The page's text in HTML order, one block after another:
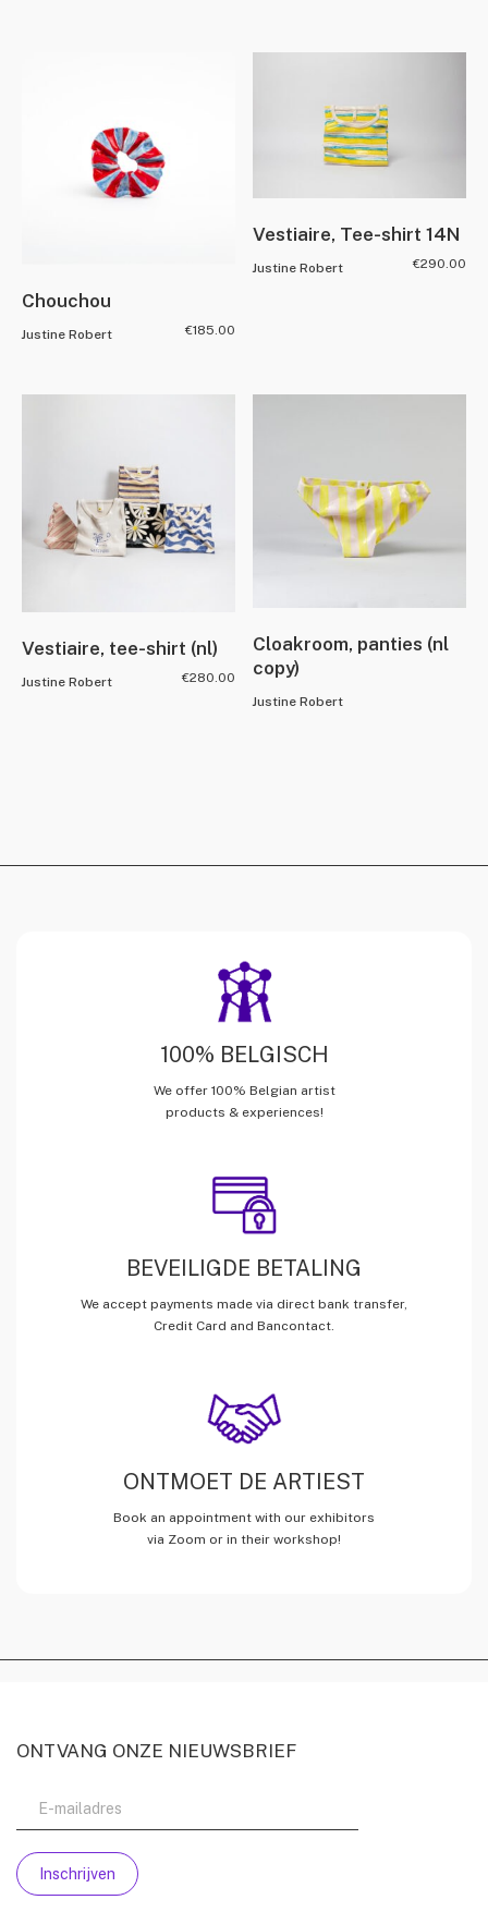
Chouchou
Justine Robert €185.00
Vestiaire, Tee-shirt 14N
Justine Robert €290.00
Vestiaire, tee-shirt (nl)
Justine Robert €280.00
Cloakroom, panties (nl
copy)
Justine Robert
100% BELGISCH
We offer 100% Belgian artist
products & experiences!
BEVEILIGDE BETALING
We accept payments made via direct bank transfer,
Credit Card and Bancontact.
ONTMOET DE ARTIEST
Book an appointment with our exhibitors
via Zoom or in their workshop!
ONTVANG ONZE NIEUWSBRIEF